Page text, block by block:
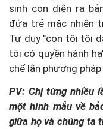
sinh con diễn ra
đứa trẻ mặc nhiên
Tư duy "con tôi tôi
tôi có quyền hành
chế lẫn phương
PV: Chị từng nhiều
một hình mẫu về
giữa họ và chúng ta